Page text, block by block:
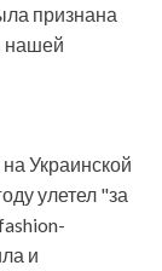
признана
нашей
Украинской
улетел "за
и